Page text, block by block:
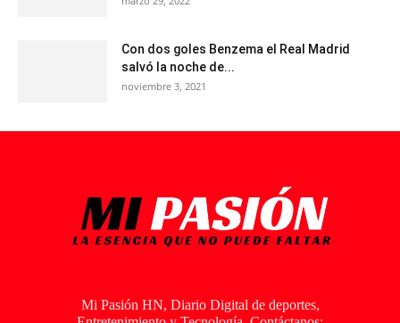
Con dos goles Benzema el Real Madrid
salvó la noche de...
noviembre 3, 2021
Mi Pasión HN, Diario Digital de deportes,